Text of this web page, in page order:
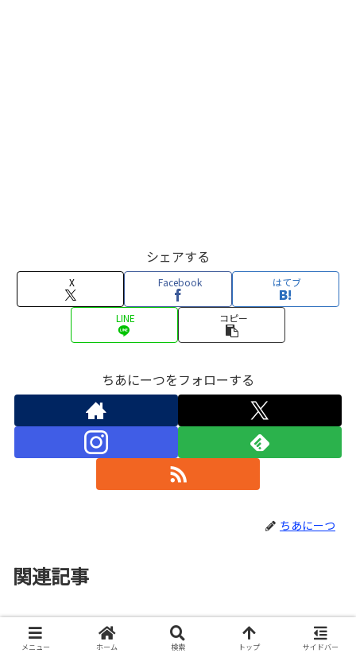
シェアする
X Facebook はてブ
LINE コピー
ちあにーつをフォローする
ちあにーつ
関連記事
ノウハウ
カーボン製のモーラナイフが錆び
た！〜対処法について詳しくご説
メニュー ホーム 検索 トップ サイドバー